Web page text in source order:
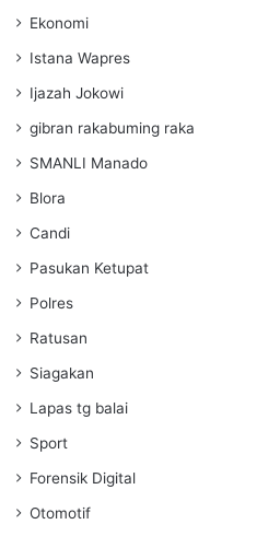
Ekonomi
Istana Wapres
Ijazah Jokowi
gibran rakabuming raka
SMANLI Manado
Blora
Candi
Pasukan Ketupat
Polres
Ratusan
Siagakan
Lapas tg balai
Sport
Forensik Digital
Otomotif